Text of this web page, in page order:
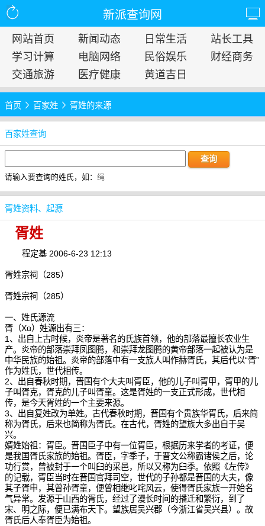
新派查询网
网站首页 新闻动态 日常生活
站长工具
学习计算
电脑网络 民俗娱乐
财经商务
交通旅游
医疗健康 黄道吉日
首页 百家姓 胥姓的来源
百家姓查询
请输入要查询的姓氏，如： 绳
胥姓资料、起源
胥姓
程定基 2006-6-23 12:13
胥姓宗祠（285）
胥姓宗祠（285）
一、姓氏源流
胥（Xū）姓源出有三：
1、出自上古时候，炎帝是著名的氏族首领，他的部落最擅长农业生
产。炎帝的部落崇拜凤图腾，和崇拜龙图腾的黄帝部落一起被认为是
中华民族的始祖。炎帝的部落中有一支族人叫作赫胥氏，其后代以“胥”
作为姓氏，世代相传。
2、出自春秋时期，晋国有个大夫叫胥臣，他的儿子叫胥甲，胥甲的儿
子叫胥克，胥克的儿子叫胥童。这是胥姓的一支正式形成，世代相
传，是今天胥姓的一个主要来源。
3、出自复姓改为单姓。古代春秋时期，晋国有个贵族华胥氏，后来简
称为胥氏，后来也简称为胥氏。在古代，胥姓的望族大多出自于吴
兴。
婿姓始祖：胥臣。晋国臣子中有一位胥臣，根据历来学者的考证，便
是我国胥氏家族的始祖。胥臣，字季子，于晋文公称霸诸侯之后，论
功行赏，曾被封于一个叫臼的采邑，所以又称为臼季。依照《左传》
的记载，胥臣当时在晋国官拜司空，世代的子孙都是晋国的大夫，像
其子胥申，其曾孙胥童，便曾相继叱咤风云，使得胥氏家族一开始名
气异常。发源于山西的胥氏，经过了漫长时间的播迁和繁衍，到了
宋、明之际，便已满布天下。望族居吴兴郡（今浙江省吴兴县）。故
胥氏后人奉胥臣为始祖。